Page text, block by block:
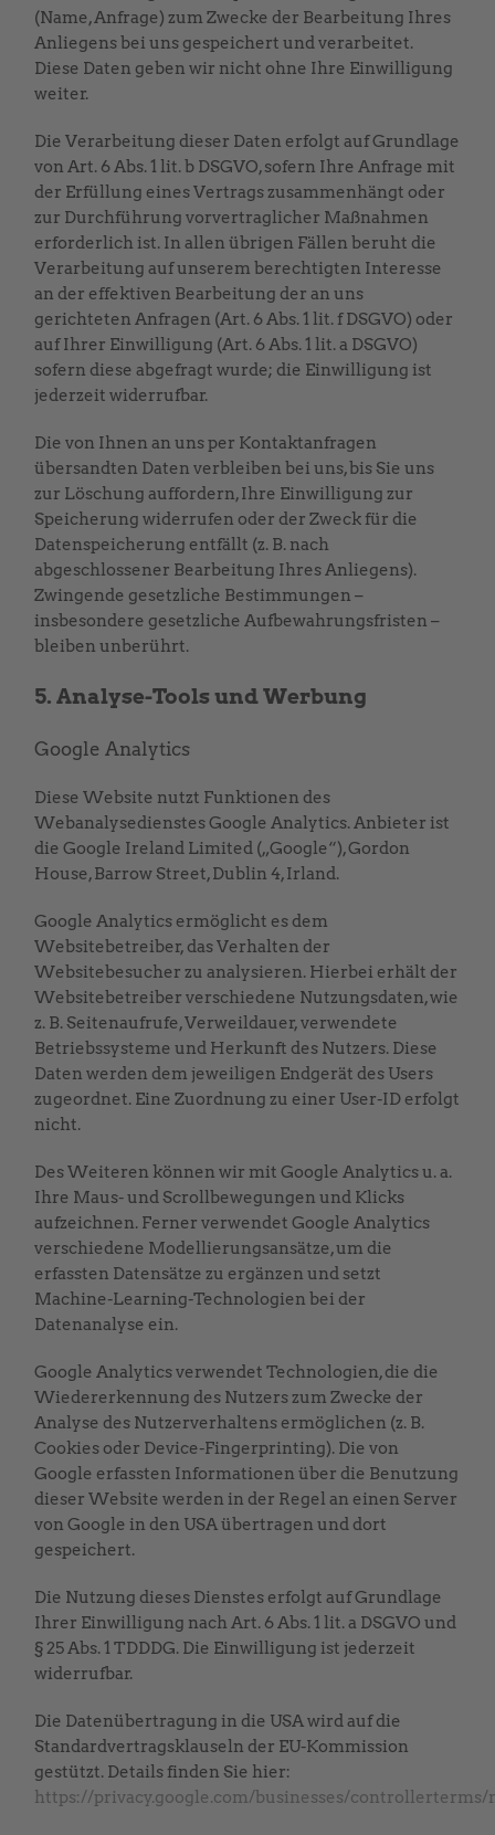
(Name, Anfrage) zum Zwecke der Bearbeitung Ihres
Anliegens bei uns gespeichert und verarbeitet.
Diese Daten geben wir nicht ohne Ihre Einwilligung
weiter.
Die Verarbeitung dieser Daten erfolgt auf Grundlage
von Art. 6 Abs. 1 lit. b DSGVO, sofern Ihre Anfrage mit
der Erfüllung eines Vertrags zusammenhängt oder
zur Durchführung vorvertraglicher Maßnahmen
erforderlich ist. In allen übrigen Fällen beruht die
Verarbeitung auf unserem berechtigten Interesse
an der effektiven Bearbeitung der an uns
gerichteten Anfragen (Art. 6 Abs. 1 lit. f DSGVO) oder
auf Ihrer Einwilligung (Art. 6 Abs. 1 lit. a DSGVO)
sofern diese abgefragt wurde; die Einwilligung ist
jederzeit widerrufbar.
Die von Ihnen an uns per Kontaktanfragen
übersandten Daten verbleiben bei uns, bis Sie uns
zur Löschung auffordern, Ihre Einwilligung zur
Speicherung widerrufen oder der Zweck für die
Datenspeicherung entfällt (z. B. nach
abgeschlossener Bearbeitung Ihres Anliegens).
Zwingende gesetzliche Bestimmungen –
insbesondere gesetzliche Aufbewahrungsfristen –
bleiben unberührt.
5. Analyse-Tools und Werbung
Google Analytics
Diese Website nutzt Funktionen des
Webanalysedienstes Google Analytics. Anbieter ist
die Google Ireland Limited („Google“), Gordon
House, Barrow Street, Dublin 4, Irland.
Google Analytics ermöglicht es dem
Websitebetreiber, das Verhalten der
Websitebesucher zu analysieren. Hierbei erhält der
Websitebetreiber verschiedene Nutzungsdaten, wie
z. B. Seitenaufrufe, Verweildauer, verwendete
Betriebssysteme und Herkunft des Nutzers. Diese
Daten werden dem jeweiligen Endgerät des Users
zugeordnet. Eine Zuordnung zu einer User-ID erfolgt
nicht.
Des Weiteren können wir mit Google Analytics u. a.
Ihre Maus- und Scrollbewegungen und Klicks
aufzeichnen. Ferner verwendet Google Analytics
verschiedene Modellierungsansätze, um die
erfassten Datensätze zu ergänzen und setzt
Machine-Learning-Technologien bei der
Datenanalyse ein.
Google Analytics verwendet Technologien, die die
Wiedererkennung des Nutzers zum Zwecke der
Analyse des Nutzerverhaltens ermöglichen (z. B.
Cookies oder Device-Fingerprinting). Die von
Google erfassten Informationen über die Benutzung
dieser Website werden in der Regel an einen Server
von Google in den USA übertragen und dort
gespeichert.
Die Nutzung dieses Dienstes erfolgt auf Grundlage
Ihrer Einwilligung nach Art. 6 Abs. 1 lit. a DSGVO und
§ 25 Abs. 1 TDDDG. Die Einwilligung ist jederzeit
widerrufbar.
Die Datenübertragung in die USA wird auf die
Standardvertragsklauseln der EU-Kommission
gestützt. Details finden Sie hier:
https://privacy.google.com/businesses/controllerterms/